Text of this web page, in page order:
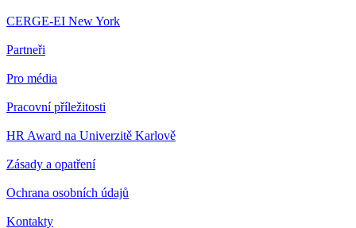
CERGE-EI New York
Partneři
Pro média
Pracovní příležitosti
HR Award na Univerzitě Karlově
Zásady a opatření
Ochrana osobních údajů
Kontakty